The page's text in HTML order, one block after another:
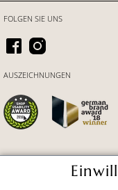
FOLGEN SIE UNS
AUSZEICHNUNGEN